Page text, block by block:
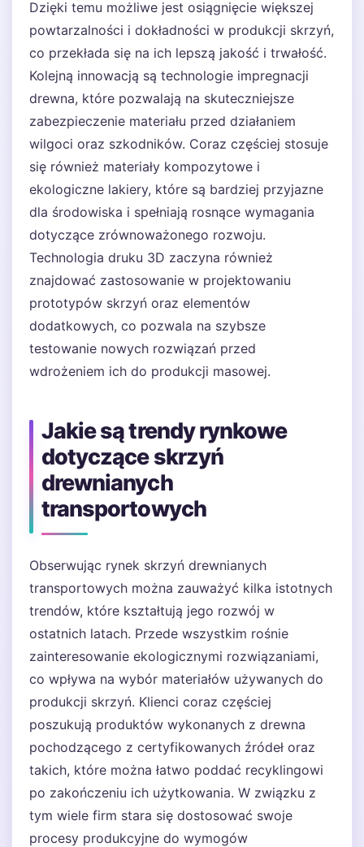
Dzięki temu możliwe jest osiągnięcie większej
powtarzalności i dokładności w produkcji skrzyń,
co przekłada się na ich lepszą jakość i trwałość.
Kolejną innowacją są technologie impregnacji
drewna, które pozwalają na skuteczniejsze
zabezpieczenie materiału przed działaniem
wilgoci oraz szkodników. Coraz częściej stosuje
się również materiały kompozytowe i
ekologiczne lakiery, które są bardziej przyjazne
dla środowiska i spełniają rosnące wymagania
dotyczące zrównoważonego rozwoju.
Technologia druku 3D zaczyna również
znajdować zastosowanie w projektowaniu
prototypów skrzyń oraz elementów
dodatkowych, co pozwala na szybsze
testowanie nowych rozwiązań przed
wdrożeniem ich do produkcji masowej.
Jakie są trendy rynkowe
dotyczące skrzyń
drewnianych
transportowych
Obserwując rynek skrzyń drewnianych
transportowych można zauważyć kilka istotnych
trendów, które kształtują jego rozwój w
ostatnich latach. Przede wszystkim rośnie
zainteresowanie ekologicznymi rozwiązaniami,
co wpływa na wybór materiałów używanych do
produkcji skrzyń. Klienci coraz częściej
poszukują produktów wykonanych z drewna
pochodzącego z certyfikowanych źródeł oraz
takich, które można łatwo poddać recyklingowi
po zakończeniu ich użytkowania. W związku z
tym wiele firm stara się dostosować swoje
procesy produkcyjne do wymogów